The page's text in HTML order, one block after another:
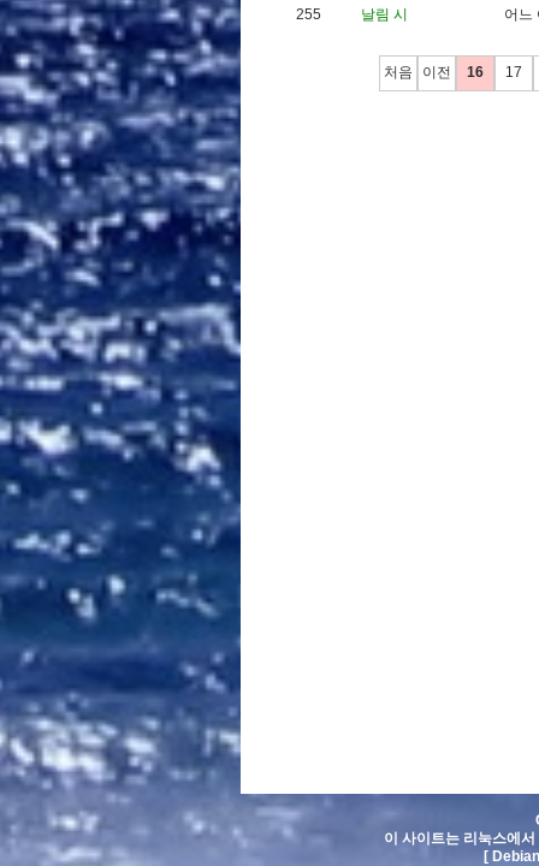
255 날림 시 어 느
처음 이전 16 17
이 사이트는 리눅스에
[